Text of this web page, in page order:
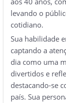
levando o
cotidiano.
Sua habilidade
captando a
dia como uma
divertidos e
destacando-se
país. Sua